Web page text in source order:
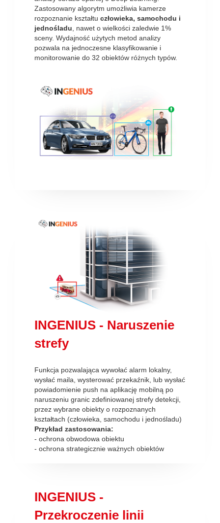
Zastosowany algorytm umożliwia kamerze
rozpoznanie kształtu człowieka, samochodu i
jednośladu, nawet o wielkości zaledwie 1%
sceny. Wydajność użytych metod analizy
pozwala na jednoczesne klasyfikowanie i
monitorowanie do 32 obiektów różnych typów.
INGENIUS - Naruszenie
strefy
Funkcja pozwalająca wywołać alarm lokalny,
wysłać maila, wysterować przekaźnik, lub wysłać
powiadomienie push na aplikację mobilną po
naruszeniu granic zdefiniowanej strefy detekcji,
przez wybrane obiekty o rozpoznanych
kształtach (człowieka, samochodu i jednośladu)
Przykład zastosowania:
- ochrona obwodowa obiektu
- ochrona strategicznie ważnych obiektów
INGENIUS -
Przekroczenie linii